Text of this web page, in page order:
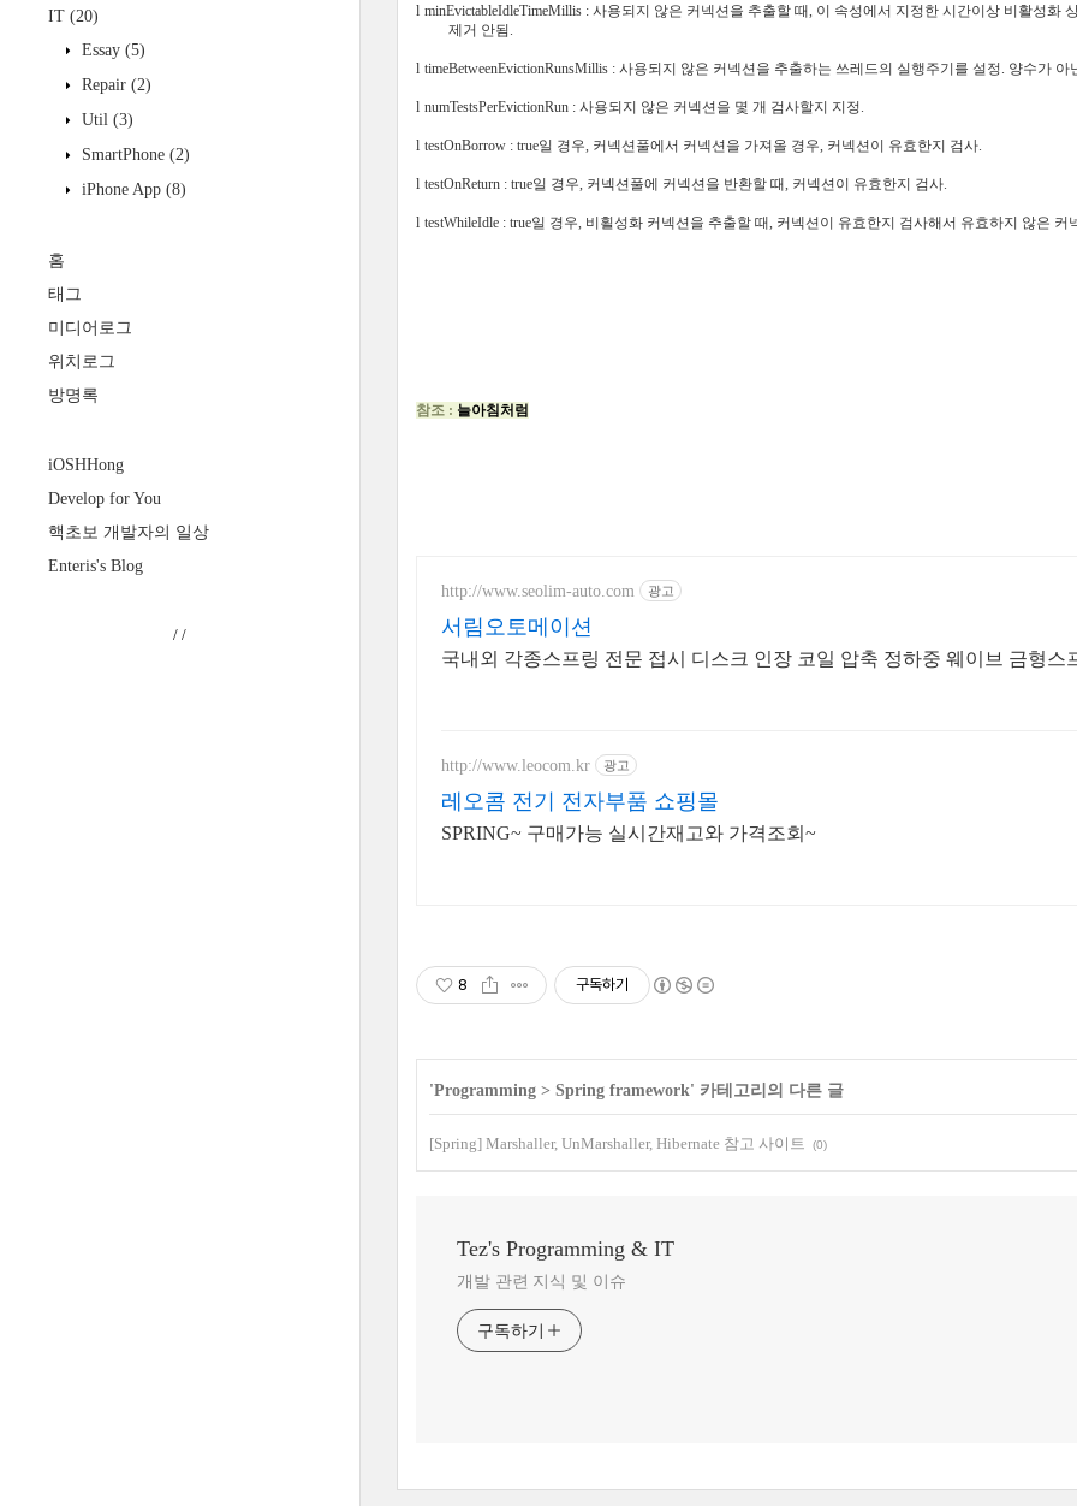
IT (20)
Essay (5)
Repair (2)
Util (3)
SmartPhone (2)
iPhone App (8)
홈
태그
미디어로그
위치로그
방명록
iOSHHong
Develop for You
핵초보 개발자의 일상
Enteris's Blog
/ /
l minEvictableIdleTimeMillis : 사용되지 않은 커넥션을 추출할 때, 이 속성에서 지정한 시간이상 비활성화
제거 안됨 .
l timeBetweenEvictionRunsMillis : 사용되지 않은 커넥션을 추출하는 쓰레드의 실행주기를 설정. 양수가 아
l numTestsPerEvictionRun : 사용되지 않은 커넥션을 몇 개 검사할지 지정.
l testOnBorrow : true일 경우, 커넥션풀에서 커넥션을 가져올 경우, 커넥션이 유효한지 검사.
l testOnReturn : true일 경우, 커넥션풀에 커넥션을 반환할 때, 커넥션이 유효한지 검사.
l testWhileIdle : true일 경우, 비횔성화 커넥션을 추출할 때, 커넥션이 유효한지 검사해서 유효하지 않은 커
참조 : 늘아침처럼
http://www.seolim-auto.com 광고
서림오토메이션
국내외 각종스프링 전문 접시 디스크 인장 코일 압축 정하중 웨이브 금형스
http://www.leocom.kr 광고
레오콤 전기 전자부품 쇼핑몰
SPRING~ 구매가능 실시간재고와 가격조회~
8 구독하기
'Programming > Spring framework' 카테고리의 다른 글
[Spring] Marshaller, UnMarshaller, Hibernate 참고 사이트 (0)
Tez's Programming & IT
개발 관련 지식 및 이슈
구독하기